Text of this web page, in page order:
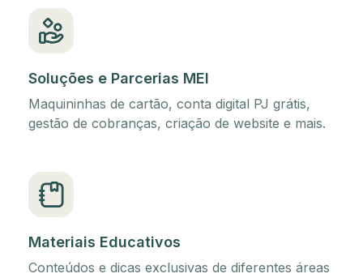
Soluções e Parcerias MEI
Maquininhas de cartão, conta digital PJ grátis,
gestão de cobranças, criação de website e mais.
Materiais Educativos
Conteúdos e dicas exclusivas de diferentes áreas